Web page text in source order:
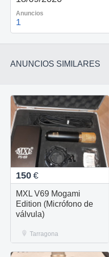
Anuncios
1
ANUNCIOS SIMILARES
150 €
MXL V69 Mogami
Edition (Micrófono de
válvula)
Tarragona